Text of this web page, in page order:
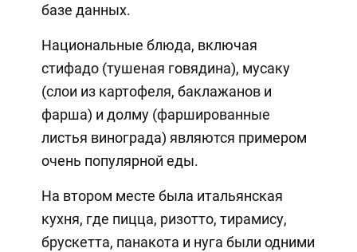
базе данных.
Национальные блюда, включая
стифадо (тушеная говядина), мусаку
(слои из картофеля, баклажанов и
фарша) и долму (фаршированные
листья винограда) являются примером
очень популярной еды.
На втором месте была итальянская
кухня, где пицца, ризотто, тирамису,
брускетта, панакота и нуга были одними